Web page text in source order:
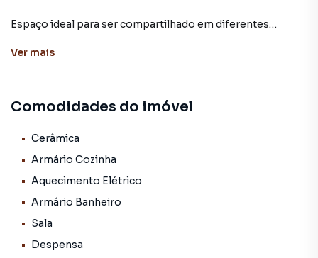
Espaço ideal para ser compartilhado em diferentes
Localizada na Rua Treze de Maio – imóvel térreo, no
Características do imóvel:
1 sala
1 banheiro
Ver mais
Comodidades do imóvel
Cerâmica
Armário Cozinha
Aquecimento Elétrico
Armário Banheiro
Sala
Despensa